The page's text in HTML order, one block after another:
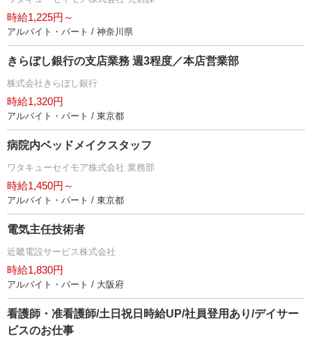
時給1,225円～
アルバイト・パート / 神奈川県
きらぼし銀行の支店業務 週3程度／本店営業部
株式会社きらぼし銀行
時給1,320円
アルバイト・パート / 東京都
病院内ベッドメイクスタッフ
ワタキューセイモア株式会社 業務部
時給1,450円～
アルバイト・パート / 東京都
電気主任技術者
近畿電設サービス株式会社
時給1,830円
アルバイト・パート / 大阪府
看護師・准看護師/土日祝日時給UP/社員登用あり/デイサー
ビスのお仕事